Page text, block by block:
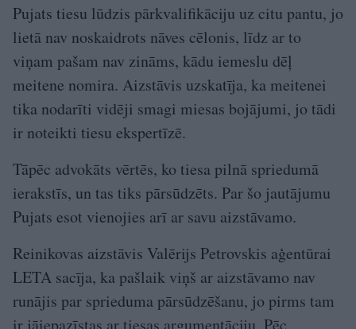
Pujats tiesu lūdzis pārkvalifikāciju uz citu pantu, jo
lietā nav noskaidrots nāves cēlonis, līdz ar to
viņam pašam nav zināms, kādu iemeslu dēļ
meitene nomira. Aizstāvis uzskatīja, ka meitenei
tika nodarīti vidēji smagi miesas bojājumi, jo tādi
ir noteikti tiesu ekspertīzē.
Tāpēc advokāts vērtēs, ko tiesa pilnā spriedumā
ierakstīs, un tas tiks pārsūdzēts. Par šo jautājumu
Pujats esot vienojies arī ar savu aizstāvamo.
Reinikovas aizstāvis Valērijs Petrovskis aģentūrai
LETA sacīja, ka pašlaik viņš ar aizstāvamo nav
runājis par sprieduma pārsūdzēšanu, jo pirms tam
ir jāiepazīstas ar tiesas argumentāciju. Pēc